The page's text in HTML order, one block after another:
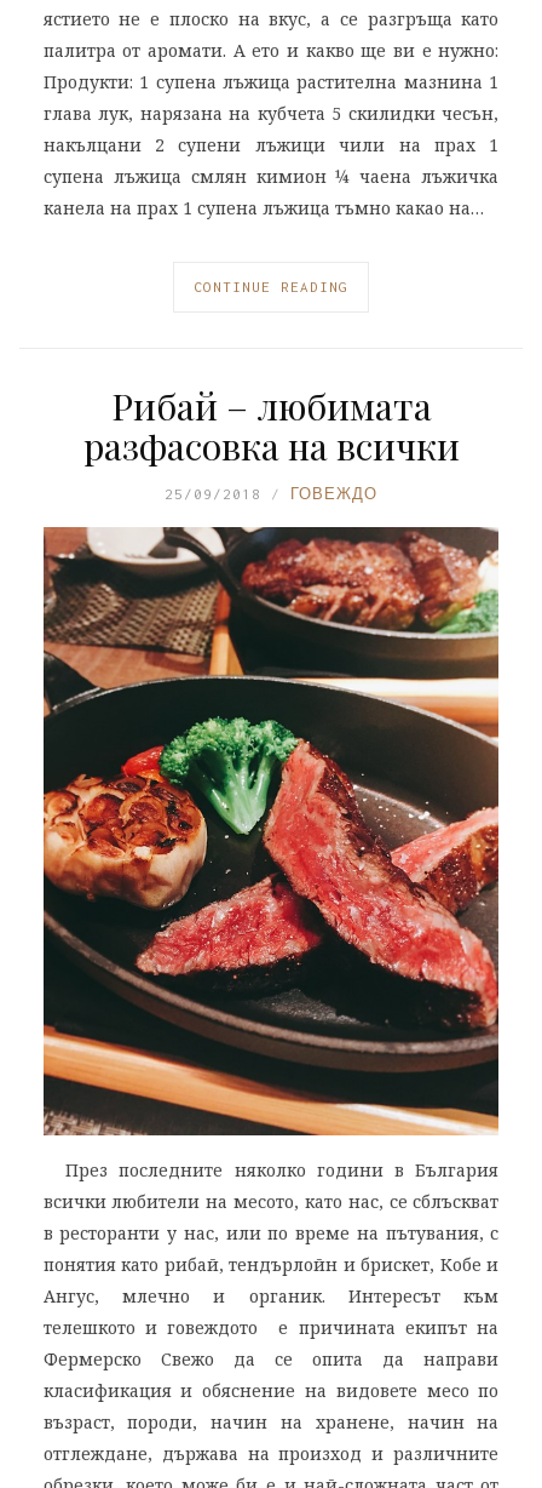
ястието не е плоско на вкус, а се разгръща като
палитра от аромати. А ето и какво ще ви е нужно:
Продукти: 1 супена лъжица растителна мазнина 1
глава лук, нарязана на кубчета 5 скилидки чесън,
накълцани 2 супени лъжици чили на прах 1
супена лъжица смлян кимион ¼ чаена лъжичка
канела на прах 1 супена лъжица тъмно какао на…
CONTINUE READING
Рибай – любимата
разфасовка на всички
25/09/2018 ГОВЕЖДО
През последните няколко години в България
всички любители на месото, като нас, се сблъскват
в ресторанти у нас, или по време на пътувания, с
понятия като рибай, тендърлойн и брискет, Кобе и
Ангус, млечно и органик. Интересът към
телешкото и говеждото е причината екипът на
Фермерско Свежо да се опита да направи
класификация и обяснение на видовете месо по
възраст, породи, начин на хранене, начин на
отглеждане, държава на произход и различните